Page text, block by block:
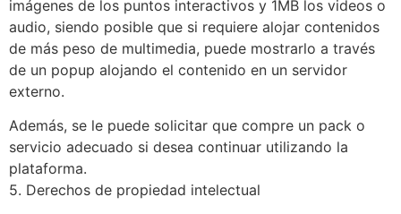
imágenes de los puntos interactivos y 1MB los videos o
audio, siendo posible que si requiere alojar contenidos
de más peso de multimedia, puede mostrarlo a través
de un popup alojando el contenido en un servidor
externo.
Además, se le puede solicitar que compre un pack o
servicio adecuado si desea continuar utilizando la
plataforma.
5. Derechos de propiedad intelectual